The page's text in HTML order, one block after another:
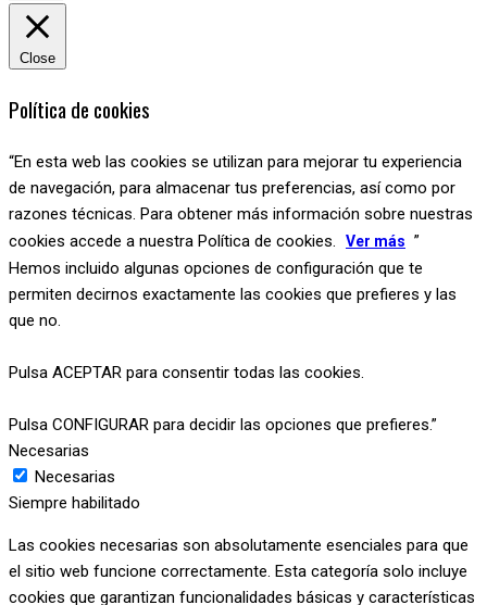
Close
Política de cookies
“En esta web las cookies se utilizan para mejorar tu experiencia
de navegación, para almacenar tus preferencias, así como por
razones técnicas. Para obtener más información sobre nuestras
cookies accede a nuestra Política de cookies.
Ver más ”
Hemos incluido algunas opciones de configuración que te
permiten decirnos exactamente las cookies que prefieres y las
que no.
Pulsa ACEPTAR para consentir todas las cookies.
Pulsa CONFIGURAR para decidir las opciones que prefieres.”
Necesarias
Necesarias
Siempre habilitado
Las cookies necesarias son absolutamente esenciales para que
el sitio web funcione correctamente. Esta categoría solo incluye
cookies que garantizan funcionalidades básicas y características